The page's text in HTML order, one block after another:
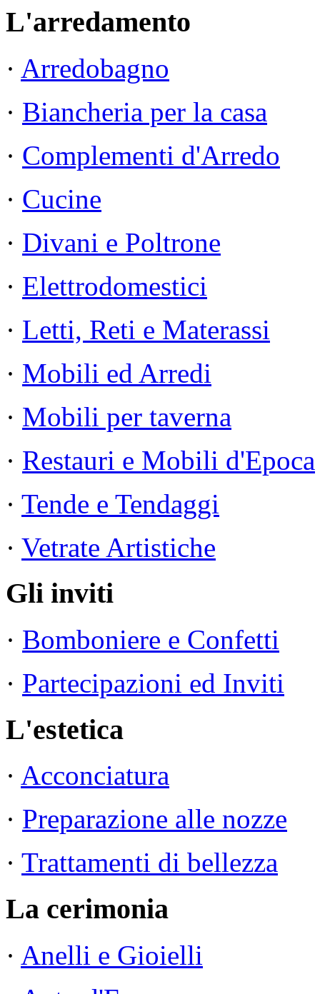
L'arredamento
· Arredobagno
· Biancheria per la casa
· Complementi d'Arredo
· Cucine
· Divani e Poltrone
· Elettrodomestici
· Letti, Reti e Materassi
· Mobili ed Arredi
· Mobili per taverna
· Restauri e Mobili d'Epoca
· Tende e Tendaggi
· Vetrate Artistiche
Gli inviti
· Bomboniere e Confetti
· Partecipazioni ed Inviti
L'estetica
· Acconciatura
· Preparazione alle nozze
· Trattamenti di bellezza
La cerimonia
· Anelli e Gioielli